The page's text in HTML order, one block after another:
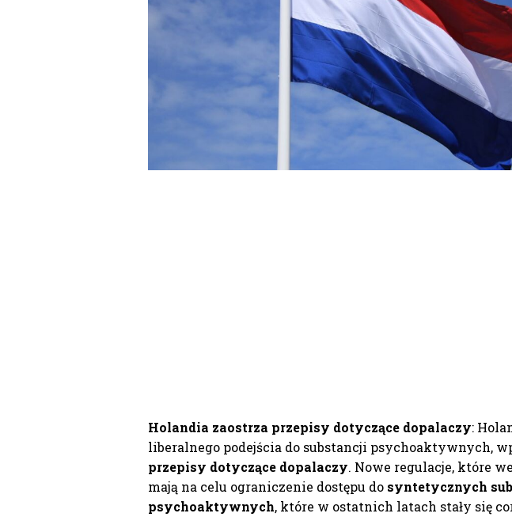
Holandia zaostrza przepisy dotyczące dopalaczy:
liberalnego podejścia do substancji psychoaktywnych,
przepisy dotyczące dopalaczy. Nowe regulacje, które
mają na celu ograniczenie dostępu do syntetycznych
psychoaktywnych, które w ostatnich latach stały się